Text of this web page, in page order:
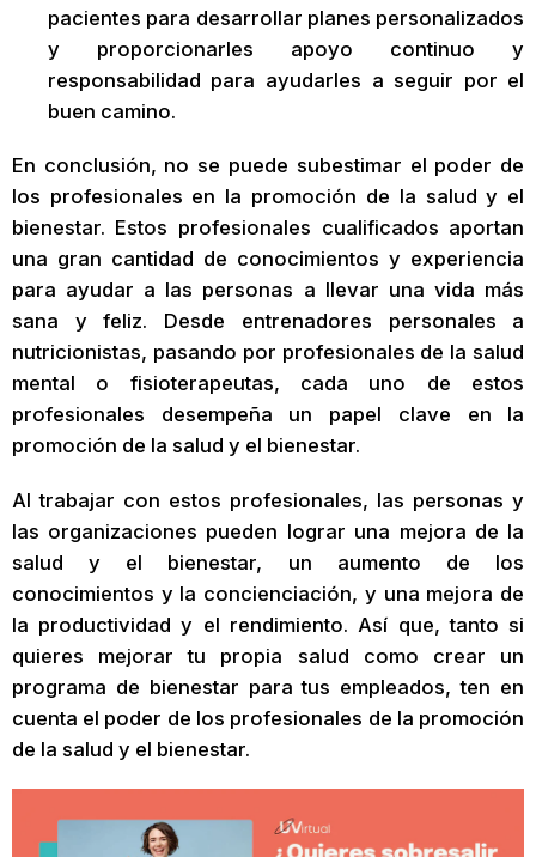
pacientes para desarrollar planes personalizados
y proporcionarles apoyo continuo y
responsabilidad para ayudarles a seguir por el
buen camino.
En conclusión, no se puede subestimar el poder de
los profesionales en la promoción de la salud y el
bienestar. Estos profesionales cualificados aportan
una gran cantidad de conocimientos y experiencia
para ayudar a las personas a llevar una vida más
sana y feliz. Desde entrenadores personales a
nutricionistas, pasando por profesionales de la salud
mental o fisioterapeutas, cada uno de estos
profesionales desempeña un papel clave en la
promoción de la salud y el bienestar.
Al trabajar con estos profesionales, las personas y
las organizaciones pueden lograr una mejora de la
salud y el bienestar, un aumento de los
conocimientos y la concienciación, y una mejora de
la productividad y el rendimiento. Así que, tanto si
quieres mejorar tu propia salud como crear un
programa de bienestar para tus empleados, ten en
cuenta el poder de los profesionales de la promoción
de la salud y el bienestar.